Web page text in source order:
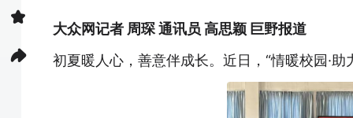
大众网记者 周琛 通讯员 高思颖 巨野报道
初夏暖人心，善意伴成长。近日，“情暖校园·